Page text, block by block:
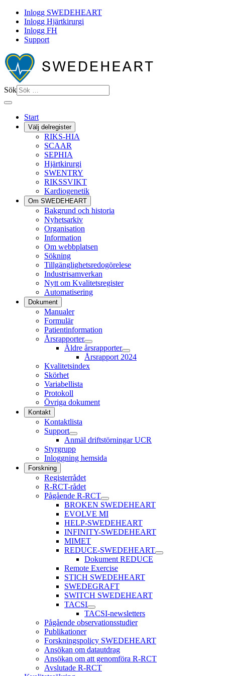
Inlogg SWEDEHEART
Inlogg Hjärtkirurgi
Inlogg FH
Support
Sök
Start
Välj delregister
RIKS-HIA
SCAAR
SEPHIA
Hjärtkirurgi
SWENTRY
RIKSSVIKT
Kardiogenetik
Om SWEDEHEART
Bakgrund och historia
Nyhetsarkiv
Organisation
Information
Om webbplatsen
Sökning
Tillgänglighetsredogörelese
Industrisamverkan
Nytt om Kvalitetsregister
Automatisering
Dokument
Manualer
Formulär
Patientinformation
Årsrapporter
Äldre årsrapporter
Årsrapport 2024
Kvalitetsindex
Skörhet
Variabellista
Protokoll
Övriga dokument
Kontakt
Kontaktlista
Support
Anmäl driftstörningar UCR
Styrgrupp
Inloggning hemsida
Forskning
Registerrådet
R-RCT-rådet
Pågående R-RCT
BROKEN SWEDEHEART
EVOLVE MI
HELP-SWEDEHEART
INFINITY-SWEDEHEART
MIMET
REDUCE-SWEDEHEART
Dokument REDUCE
Remote Exercise
STICH SWEDEHEART
SWEDEGRAFT
SWITCH SWEDEHEART
TACSI
TACSI-newsletters
Pågående observationsstudier
Publikationer
Forskningspolicy SWEDEHEART
Ansökan om datautdrag
Ansökan om att genomföra R-RCT
Avslutade R-RCT